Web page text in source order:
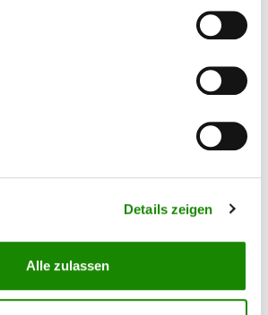
Details zeigen
Alle zulassen
Beispritzlack M-5